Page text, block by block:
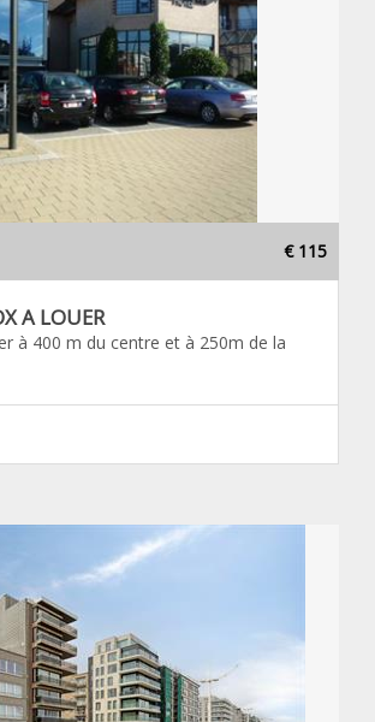
€ 115
A LOUER
à 400 m du centre et à 250m de la